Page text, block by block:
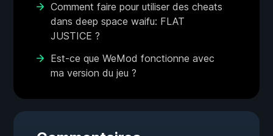
Comment faire pour utiliser des cheats
dans deep space waifu: FLAT
JUSTICE ?
Est-ce que WeMod fonctionne avec
ma version du jeu ?